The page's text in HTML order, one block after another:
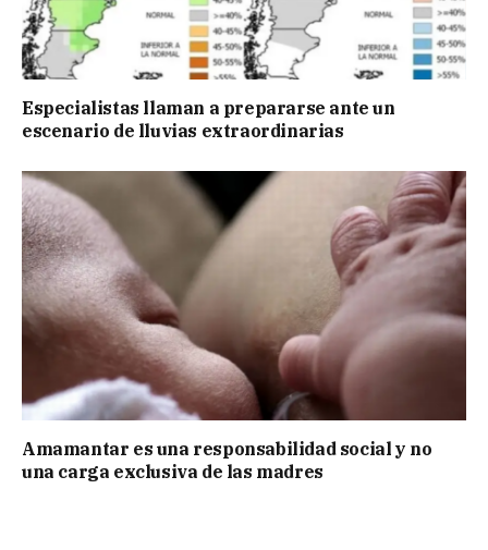
Especialistas llaman a prepararse ante un
escenario de lluvias extraordinarias
Amamantar es una responsabilidad social y no
una carga exclusiva de las madres